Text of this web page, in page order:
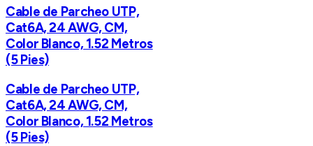
Cable de Parcheo UTP,
Cat6A, 24 AWG, CM,
Color Blanco, 1.52 Metros
(5 Pies)
Cable de Parcheo UTP,
Cat6A, 24 AWG, CM,
Color Blanco, 1.52 Metros
(5 Pies)